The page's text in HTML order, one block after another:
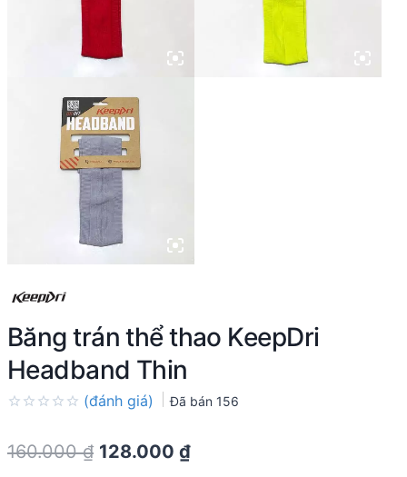
Băng trán thể thao KeepDri
Headband Thin
out
(đánh giá) Đã bán 156
160.000₫ Original
128.000 ₫Current